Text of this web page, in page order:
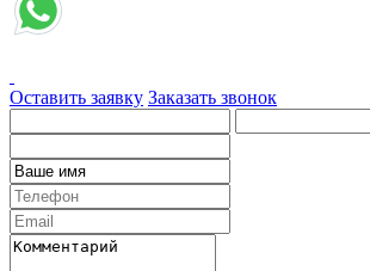
Оставить заявку Заказать звонок